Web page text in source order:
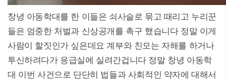
창녕 아동학대를 한 이들은 쇠사슬로 묶고 때리고 누리꾼
들은 엄중한 처벌과 신상공개를 촉구 했습니다 정말 이게
사람이 할짓인가 싶은데요 계부와 친모는 자해를 하거나
투신하려다가 응급실에 실려간겁니다 정말 창녕 아동학
대 이번 사건으로 단단히 법들과 사회적인 약자에 대해서